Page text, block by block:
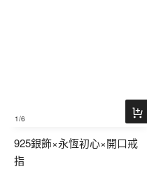
1/6
925銀飾×永恆初心×開口戒
指